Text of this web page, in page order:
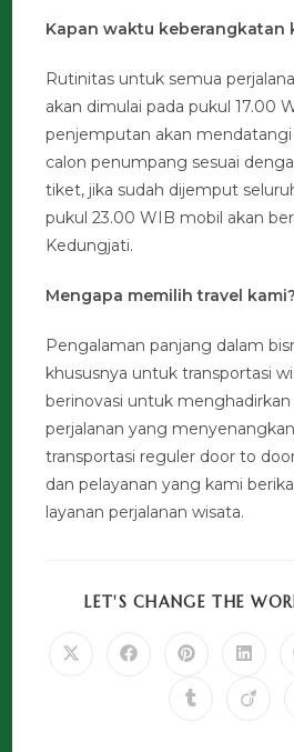
Kapan waktu keberangkatan
Rutinitas untuk semua
akan dimulai pada pukul 17.00
penjemputan akan
calon penumpang sesuai
tiket, jika sudah dijemput
pukul 23.00 WIB mobil akan
Kedungjati.
Mengapa memilih travel kami?
Pengalaman panjang dalam
khususnya untuk transportasi
berinovasi untuk
perjalanan yang
transportasi reguler door to
dan pelayanan yang kami
layanan perjalanan wisata.
LET'S CHANGE THE